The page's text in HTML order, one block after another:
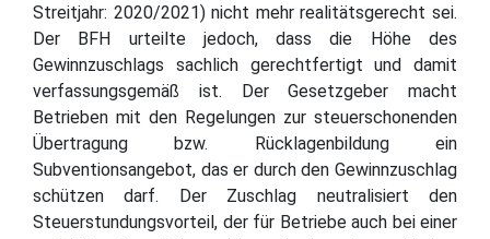
Streitjahr: 2020/2021) nicht mehr realitätsgerecht sei.
Der BFH urteilte jedoch, dass die Höhe des
Gewinnzuschlags sachlich gerechtfertigt und damit
verfassungsgemäß ist. Der Gesetzgeber macht
Betrieben mit den Regelungen zur steuerschonenden
Übertragung bzw. Rücklagenbildung ein
Subventionsangebot, das er durch den Gewinnzuschlag
schützen darf. Der Zuschlag neutralisiert den
Steuerstundungsvorteil, der für Betriebe auch bei einer